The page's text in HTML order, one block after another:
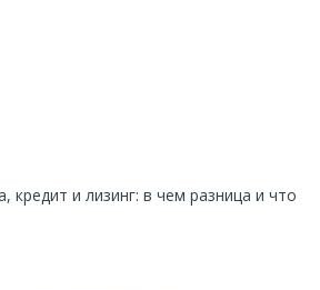
кредит и лизинг: в чем разница и что